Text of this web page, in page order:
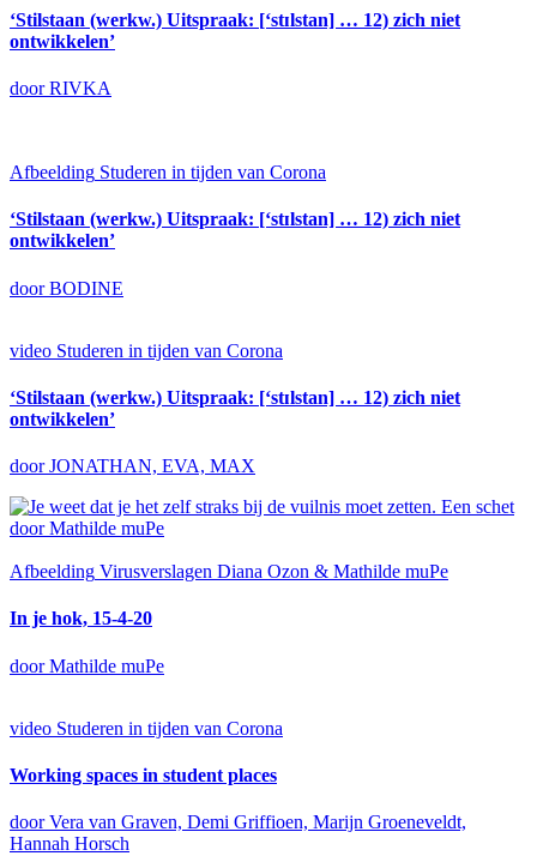
‘Stilstaan (werkw.) Uitspraak: [‘stɪlstan] … 12) zich niet
ontwikkelen’
door RIVKA
Afbeelding Studeren in tijden van Corona
‘Stilstaan (werkw.) Uitspraak: [‘stɪlstan] … 12) zich niet
ontwikkelen’
door BODINE
video Studeren in tijden van Corona
‘Stilstaan (werkw.) Uitspraak: [‘stɪlstan] … 12) zich niet
ontwikkelen’
door JONATHAN, EVA, MAX
Afbeelding Virusverslagen Diana Ozon & Mathilde muPe
In je hok, 15-4-20
door Mathilde muPe
video Studeren in tijden van Corona
Working spaces in student places
door Vera van Graven, Demi Griffioen, Marijn Groeneveldt,
Hannah Horsch